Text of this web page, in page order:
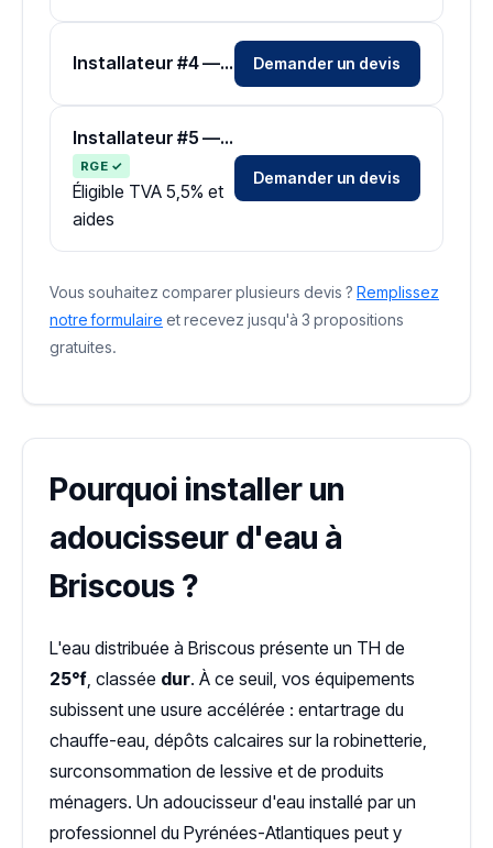
Installateur #4 — Zone Pyrénées-Atlantiques Demander un devis
Installateur #5 — Zone Pyrénées-Atlantiques
RGE ✓
Éligible TVA 5,5% et
aides
Demander un devis
Vous souhaitez comparer plusieurs devis ? Remplissez
notre formulaire et recevez jusqu'à 3 propositions
gratuites.
Pourquoi installer un
adoucisseur d'eau à
Briscous ?
L'eau distribuée à Briscous présente un TH de
25°f , classée dur. À ce seuil, vos équipements
subissent une usure accélérée : entartrage du
chauffe-eau, dépôts calcaires sur la robinetterie,
surconsommation de lessive et de produits
ménagers. Un adoucisseur d'eau installé par un
professionnel du Pyrénées-Atlantiques peut y